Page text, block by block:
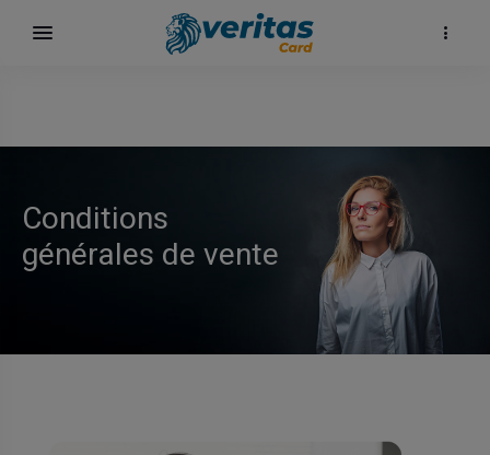
Conditions
générales de vente